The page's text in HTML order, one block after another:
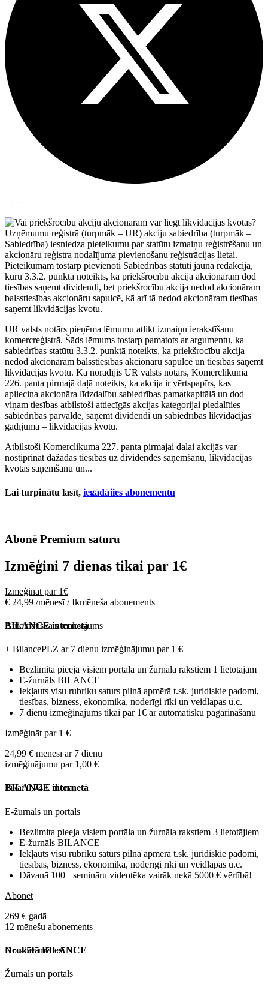
Uzņēmumu reģistrā (turpmāk – UR) akciju sabiedrība (turpmāk –
Sabiedrība) iesniedza pieteikumu par statūtu izmaiņu reģistrēšanu un
akcionāru reģistra nodalījuma pievienošanu reģistrācijas lietai.
Pieteikumam tostarp pievienoti Sabiedrības statūti jaunā redakcijā,
kuru 3.3.2. punktā noteikts, ka priekšrocību akcija akcionāram dod
tiesības saņemt dividendi, bet priekšrocību akcija nedod akcionāram
balsstiesības akcionāru sapulcē, kā arī tā nedod akcionāram tiesības
saņemt likvidācijas kvotu.
UR valsts notārs pieņēma lēmumu atlikt izmaiņu ierakstīšanu
komercreģistrā. Šāds lēmums tostarp pamatots ar argumentu, ka
sabiedrības statūtu 3.3.2. punktā noteikts, ka priekšrocību akcija
nedod akcionāram balsstiesības akcionāru sapulcē un tiesības saņemt
likvidācijas kvotu. Kā norādījis UR valsts notārs, Komerclikuma
226. panta pirmajā daļā noteikts, ka akcija ir vērtspapīrs, kas
apliecina akcionāra līdzdalību sabiedrības pamatkapitālā un dod
viņam tiesības atbilstoši attiecīgās akcijas kategorijai piedalīties
sabiedrības pārvaldē, saņemt dividendi un sabiedrības likvidācijas
gadījumā – likvidācijas kvotu.
Atbilstoši Komerclikuma 227. panta pirmajai daļai akcijās var
nostiprināt dažādas tiesības uz dividendes saņemšanu, likvidācijas
kvotas saņemšanu un...
Lai turpinātu lasīt, iegādājies abonementu
Abonē Premium saturu
Izmēģini 7 dienas tikai par 1€
Izmēģināt par 1€
€ 24,99 /mēnesī / Ikmēneša abonements
Automātiskais maksājums
BILANCE internetā
+ BilancePLZ ar 7 dienu izmēģinājumu par 1 €
Bezlimita pieeja visiem portāla un žurnāla rakstiem 1 lietotājam
E-žurnāls BILANCE
Iekļauts visu rubriku saturs pilnā apmērā t.sk. juridiskie padomi,
tiesības, bizness, ekonomika, noderīgi rīki un veidlapas u.c.
7 dienu izmēģinājums tikai par 1€ ar automātisku pagarināšanu
Izmēģināt par 1 €
24,99 € mēnesī ar 7 dienu
izmēģinājumu par 1,00 €
Tikai 0,74 € dienā
BILANCE internetā
E-žurnāls un portāls
Bezlimita pieeja visiem portāla un žurnāla rakstiem 3 lietotājiem
E-žurnāls BILANCE
Iekļauts visu rubriku saturs pilnā apmērā t.sk. juridiskie padomi,
tiesības, bizness, ekonomika, noderīgi rīki un veidlapas u.c.
Dāvanā 100+ semināru videotēka vairāk nekā 5000 € vērtībā!
Abonēt
269 € gadā
12 mēnešu abonements
No 28 € mēnesī
Drukātā BILANCE
Žurnāls un portāls